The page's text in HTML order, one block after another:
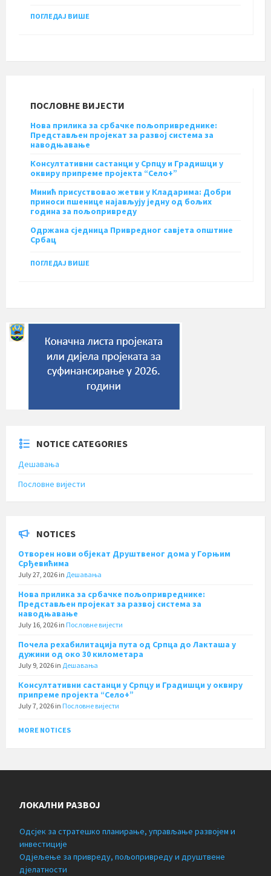
ПОГЛЕДАЈ ВИШЕ
ПОСЛОВНЕ ВИЈЕСТИ
Нова прилика за србачке пољопривреднике:
Представљен пројекат за развој система за
наводњавање
Консултативни састанци у Српцу и Градишци у
оквиру припреме пројекта “Село+”
Минић присуствовао жетви у Кладарима: Добри
приноси пшенице најављују једну од бољих
година за пољопривреду
Одржана сједница Привредног савјета општине
Србац
ПОГЛЕДАЈ ВИШЕ
NOTICE CATEGORIES
Дешавања
Пословне вијести
NOTICES
Отворен нови објекат Друштвеног дома у Горњим
Срђевићима
July 27, 2026 in Дешавања
Нова прилика за србачке пољопривреднике:
Представљен пројекат за развој система за
наводњавање
July 16, 2026 in Пословне вијести
Почела рехабилитација пута од Српца до Лакташа у
дужини од око 30 километара
July 9, 2026 in Дешавања
Консултативни састанци у Српцу и Градишци у оквиру
припреме пројекта “Село+”
July 7, 2026 in Пословне вијести
MORE NOTICES
ЛОКАЛНИ РАЗВОЈ
Одсјек за стратешко планирање, управљање развојем и
инвестиције
Одјељење за привреду, пољопривреду и друштвене
дјелатности